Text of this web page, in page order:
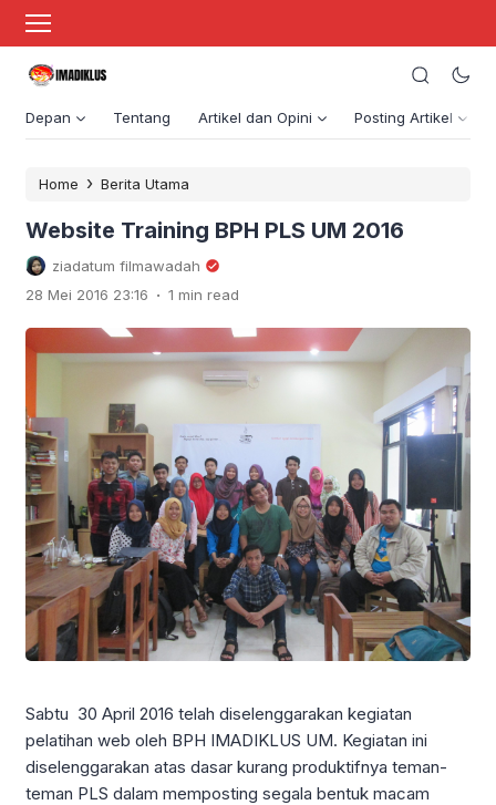
Depan Tentang Artikel dan Opini Posting Artikel
Home › Berita Utama
Website Training BPH PLS UM 2016
ziadatum filmawadah
28 Mei 2016 23:16 . 1 min read
Sabtu 30 April 2016 telah diselenggarakan kegiatan
pelatihan web oleh BPH IMADIKLUS UM. Kegiatan ini
diselenggarakan atas dasar kurang produktifnya teman-
teman PLS dalam memposting segala bentuk macam